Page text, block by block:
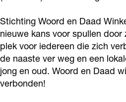
K
r
i
n
a
d
K
i
Stichting Woord en Daad
nieuwe kans voor spullen door
plek voor iedereen die zich
de naaste ver weg en een
jong en oud. Woord en Daad
verbonden!